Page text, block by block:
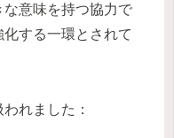
意味を持つ協力で
する一環とされて
れました：